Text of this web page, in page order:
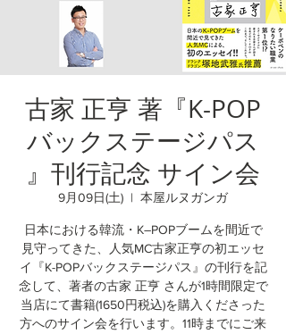
古家 正亨 著『K-POP
バックステージパス
』刊行記念 サイン会
9月09日(土)
  |
本屋ルヌガンガ
日本における韓流・K―POPブームを間近で
見守ってきた、人気MC古家正亨の初エッセ
イ『K-POPバックステージパス』の刊行を記
念して、著者の古家 正亨 さんが1時間限定で
当店にて書籍(1650円税込)を購入くださった
方へのサイン会を行います。11時までにご来